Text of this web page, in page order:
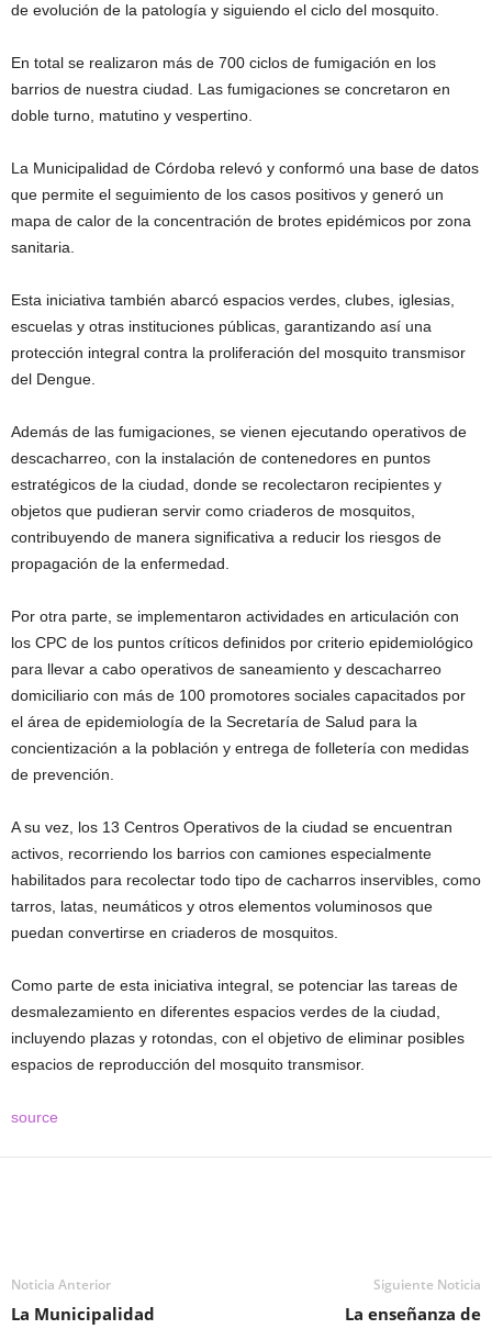
de evolución de la patología y siguiendo el ciclo del mosquito.
En total se realizaron más de 700 ciclos de fumigación en los
barrios de nuestra ciudad. Las fumigaciones se concretaron en
doble turno, matutino y vespertino.
La Municipalidad de Córdoba relevó y conformó una base de datos
que permite el seguimiento de los casos positivos y generó un
mapa de calor de la concentración de brotes epidémicos por zona
sanitaria.
Esta iniciativa también abarcó espacios verdes, clubes, iglesias,
escuelas y otras instituciones públicas, garantizando así una
protección integral contra la proliferación del mosquito transmisor
del Dengue.
Además de las fumigaciones, se vienen ejecutando operativos de
descacharreo, con la instalación de contenedores en puntos
estratégicos de la ciudad, donde se recolectaron recipientes y
objetos que pudieran servir como criaderos de mosquitos,
contribuyendo de manera significativa a reducir los riesgos de
propagación de la enfermedad.
Por otra parte, se implementaron actividades en articulación con
los CPC de los puntos críticos definidos por criterio epidemiológico
para llevar a cabo operativos de saneamiento y descacharreo
domiciliario con más de 100 promotores sociales capacitados por
el área de epidemiología de la Secretaría de Salud para la
concientización a la población y entrega de folletería con medidas
de prevención.
A su vez, los 13 Centros Operativos de la ciudad se encuentran
activos, recorriendo los barrios con camiones especialmente
habilitados para recolectar todo tipo de cacharros inservibles, como
tarros, latas, neumáticos y otros elementos voluminosos que
puedan convertirse en criaderos de mosquitos.
Como parte de esta iniciativa integral, se potenciar las tareas de
desmalezamiento en diferentes espacios verdes de la ciudad,
incluyendo plazas y rotondas, con el objetivo de eliminar posibles
espacios de reproducción del mosquito transmisor.
source
Noticia Anterior
La Municipalidad
Siguiente Noticia
La enseñanza de